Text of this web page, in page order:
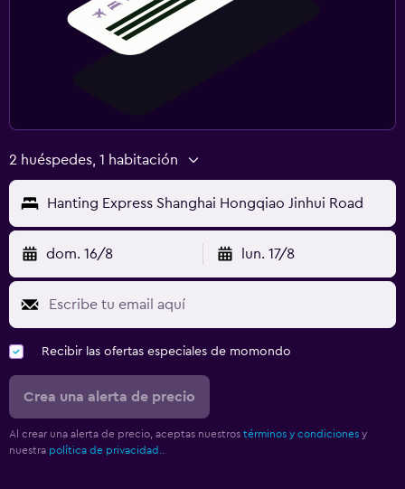
2 huéspedes, 1 habitación
Hanting Express Shanghai Hongqiao Jinhui Road
dom. 16/8 lun. 17/8
Recibir las ofertas especiales de momondo
Crea una alerta de precio
Al crear una alerta de precio, aceptas nuestros términos y condiciones y
nuestra política de privacidad.